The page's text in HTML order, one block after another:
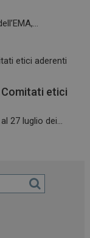
Comitati etici
27 luglio dei...